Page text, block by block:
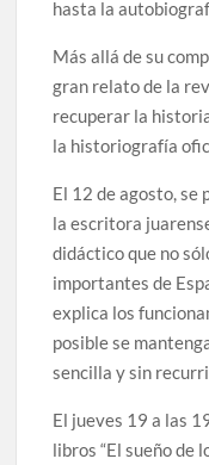
hasta la
Más allá de su
gran relato de la
recuperar la
la historiografía
El 12 de agosto, se
la escritora
didáctico que no
importantes de
explica los
posible se
sencilla y sin
El jueves 19 a las
libros “El sueño de